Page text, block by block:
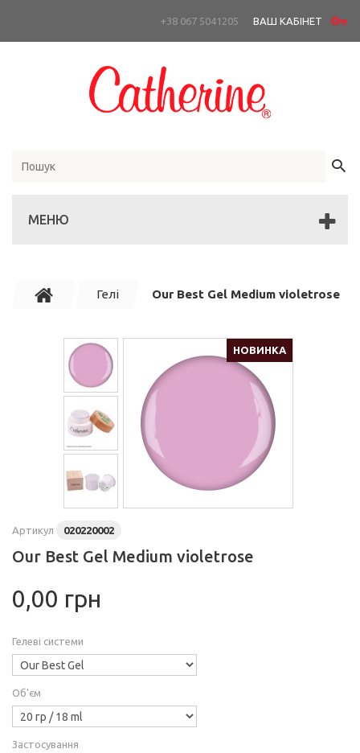
+38 067 5041205 ВАШ КАБІНЕТ
МЕНЮ
Гелі Our Best Gel Medium violetrose
НОВИНКА
Артикул 020220002
Our Best Gel Medium violetrose
0,00 грн
Гелеві системи
Об'єм
Застосування